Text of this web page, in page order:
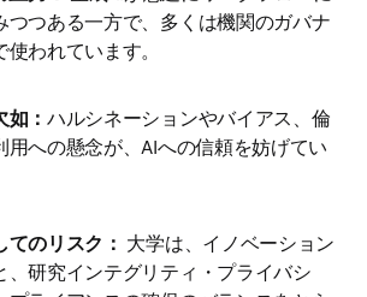
つつある一方で、多くは機関のガバナ
使われています。
如：ハルシネーションやバイアス、倫
用への懸念が、AIへの信頼を妨げてい
てのリスク： 大学は、イノベーション
、研究インテグリティ・プライバシ